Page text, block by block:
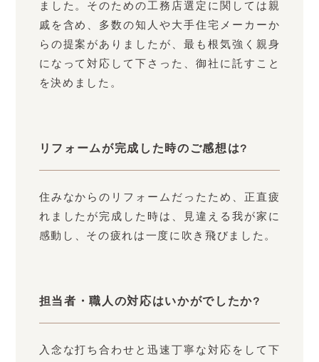
ました。そのための工務店選定に関しては親
戚を含め、多数の知人や大手住宅メーカーか
らの提案がありましたが、最も根気強く親身
になって対応して下さった、御社に託すこと
を決めました。
リフォームが完成した時のご感想は?
住みなからのリフォームだったため、正直疲
れましたが完成した時は、見違える我が家に
感動し、その疲れは一度に吹き飛びました。
担当者・職人の対応はいかがでしたか?
入念な打ち合わせと迅速丁寧な対応をして下